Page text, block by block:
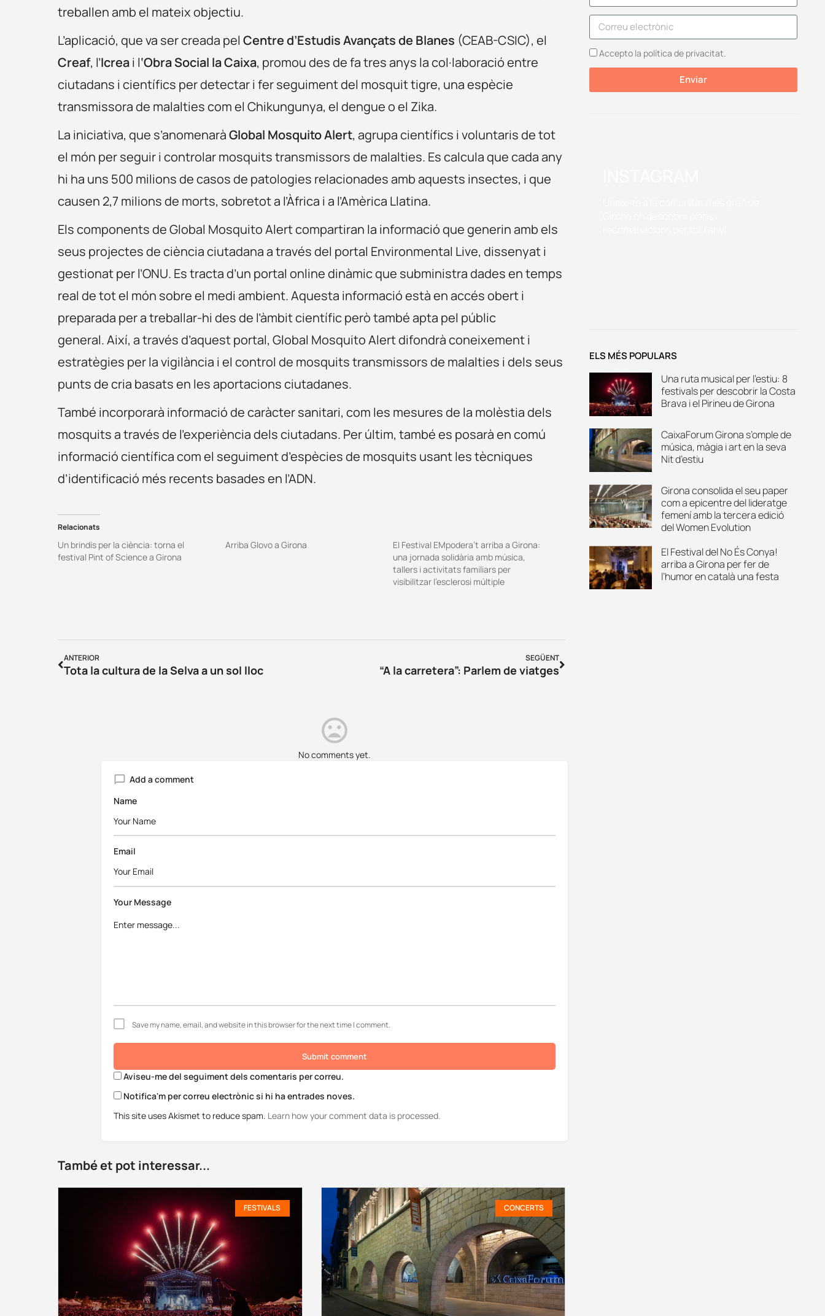
treballen amb el mateix objectiu.
L’aplicació, que va ser creada pelCentre d’Estudis Avançats de Blanes (CEAB-CSIC), el
Creaf, l’Icreai l‘Obra Social la Caixa, promou des de fa tres anys la col·laboració entre
ciutadans i científics per detectar i fer seguiment del mosquit tigre, una espècie
transmissora de malalties com el Chikungunya, el dengue o el Zika.
La iniciativa, que s’anomenaràGlobal Mosquito Alert, agrupa científics i voluntaris de tot
el món per seguir i controlar mosquits transmissors de malalties. Es calcula que cada any
hi ha uns 500 milions de casos de patologies relacionades amb aquests insectes, i que
causen 2,7 milions de morts, sobretot a l’Àfrica i a l’Amèrica Llatina.
Els components de Global Mosquito Alert compartiran la informació que generin amb els
seus projectes de ciència ciutadana a través del portal Environmental Live, dissenyat i
gestionat per l’ONU. Es tracta d’un portal online dinàmic que subministra dades en temps
real de tot el món sobre el medi ambient. Aquesta informació està en accés obert i
preparada per a treballar-hi des de l’àmbit científic però també apta pel públic
general. Així, a través d’aquest portal, Global Mosquito Alert difondrà coneixement i
estratègies per la vigilància i el control de mosquits transmissors de malalties i dels seus
punts de cria basats en les aportacions ciutadanes.
També incorporarà informació de caràcter sanitari, com les mesures de la molèstia dels
mosquits a través de l’experiència dels ciutadans. Per últim, també es posarà en comú
informació científica com el seguiment d’espècies de mosquits usant les tècniques
d’identificació més recents basades en l’ADN.
Relacionats
Un brindis per la ciència: torna el
festival Pint of Science a Girona
Arriba Glovo a Girona
El Festival EMpodera’t arriba a Girona:
una jornada solidària amb música,
tallers i activitats familiars per
visibilitzar l’esclerosi múltiple
ANTERIOR
Tota la cultura de la Selva a un sol lloc
SEGÜENT
“A la carretera”: Parlem de viatges
No comments yet.
Add a comment
Name
Email
Your Message
Save my name, email, and website in this browser for the next time I comment.
Submit comment
Aviseu-me del seguiment dels comentaris per correu.
Notifica'm per correu electrònic si hi ha entrades noves.
This site uses Akismet to reduce spam. Learn how your comment data is processed.
També et pot interessar...
FESTIVALS CONCERTS
Accepto la política de privacitat.
Enviar
ELS MÉS POPULARS
Una ruta musical per l’estiu: 8
festivals per descobrir la Costa
Brava i el Pirineu de Girona
CaixaForum Girona s’omple de
música, màgia i art en la seva
Nit d’estiu
Girona consolida el seu paper
com a epicentre del lideratge
femení amb la tercera edició
del Women Evolution
El Festival del No És Conya!
arriba a Girona per fer de
l’humor en català una festa